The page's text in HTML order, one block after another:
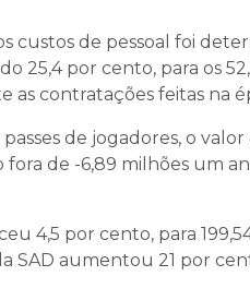
custos de pessoal foi
25,4 por cento, para os
as contratações feitas na
de jogadores, o
de -6,89 milhões um
4,5 por cento, para
SAD aumentou 21 por